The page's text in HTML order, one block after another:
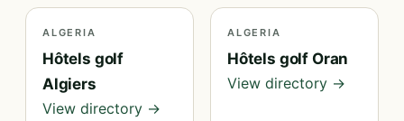
ALGERIA
Hôtels golf
Algiers
View directory →
ALGERIA
Hôtels golf Oran
View directory →